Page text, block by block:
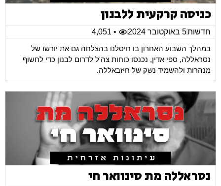
כניסה קרקעית ללבנון
חדשות5 באוקטובר 2024
• 4,051
במהלך השבוע האחרון בו חיסלנו בהצלחה גם את יורשו של
נסראללה, ספי אדין, נכנסו כוחות צה'ל לדרום לבנון כדי לחשוף
מנהרות ולהשמיד נשק של חיזבאללה.
נסראללה מת סינוואר חי